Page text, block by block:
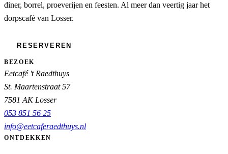
diner, borrel, proeverijen en feesten. Al meer dan veertig jaar het
dorpscafé van Losser.
RESERVEREN
BEZOEK
Eetcafé 't Raedthuys
St. Maartenstraat 57
7581 AK Losser
053 851 56 25
info@eetcaferaedthuys.nl
ONTDEKKEN